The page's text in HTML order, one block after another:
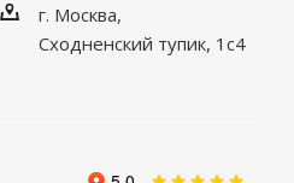
г. Москва,
Сходненский тупик, 1с4